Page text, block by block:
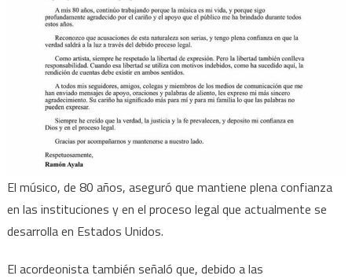
El músico, de 80 años, aseguró que mantiene plena confianza
en las instituciones y en el proceso legal que actualmente se
desarrolla en Estados Unidos.
El acordeonista también señaló que, debido a las